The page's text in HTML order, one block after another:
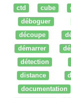
ctd
cube
déboguer
découpe
démarrer
détection
distance
documentation